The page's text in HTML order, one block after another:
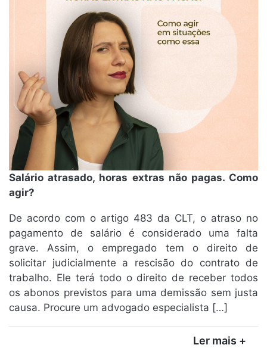
Salário atrasado, horas extras não pagas. Como
agir?
De acordo com o artigo 483 da CLT, o atraso no
pagamento de salário é considerado uma falta
grave. Assim, o empregado tem o direito de
solicitar judicialmente a rescisão do contrato de
trabalho. Ele terá todo o direito de receber todos
os abonos previstos para uma demissão sem justa
causa. Procure um advogado especialista […]
Ler mais +